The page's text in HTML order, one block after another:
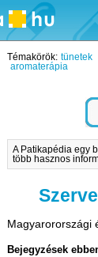
Témakörök: tünetek
aromaterápia
A Patikapédia egy
több hasznos
Magyarorországi
Bejegyzések